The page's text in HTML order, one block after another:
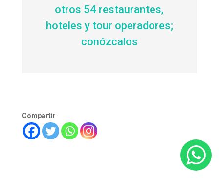
otros 54 restaurantes,
hoteles y tour operadores;
conózcalos
Compartir